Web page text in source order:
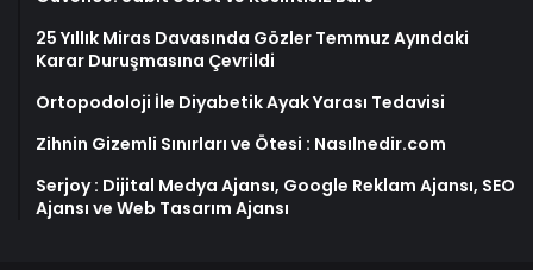
25 Yıllık Miras Davasında Gözler Temmuz Ayındaki
Karar Duruşmasına Çevrildi
Ortopodoloji İle Diyabetik Ayak Yarası Tedavisi
Zihnin Gizemli Sınırları ve Ötesi : Nasılnedir.com
Serjoy : Dijital Medya Ajansı, Google Reklam Ajansı, SEO
Ajansı ve Web Tasarım Ajansı